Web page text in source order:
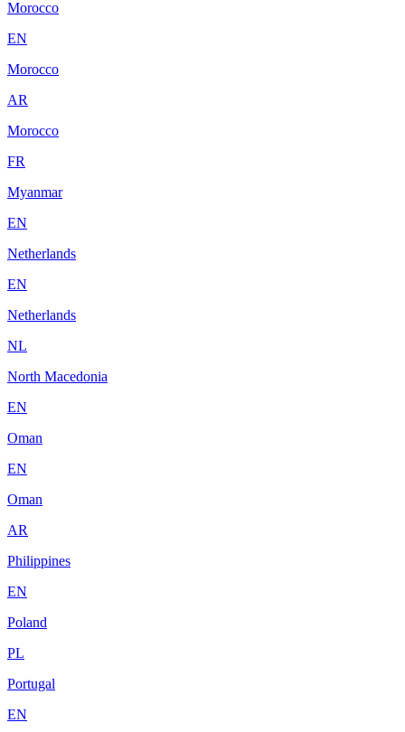
Morocco
EN
Morocco
AR
Morocco
FR
Myanmar
EN
Netherlands
EN
Netherlands
NL
North Macedonia
EN
Oman
EN
Oman
AR
Philippines
EN
Poland
PL
Portugal
EN